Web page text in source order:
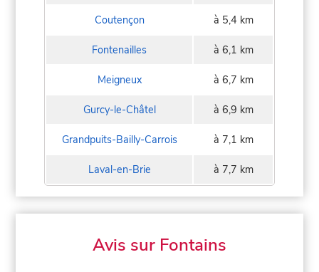
Coutençon à 5,4 km
Fontenailles à 6,1 km
Meigneux à 6,7 km
Gurcy-le-Châtel à 6,9 km
Grandpuits-Bailly-Carrois à 7,1 km
Laval-en-Brie à 7,7 km
Avis sur Fontains